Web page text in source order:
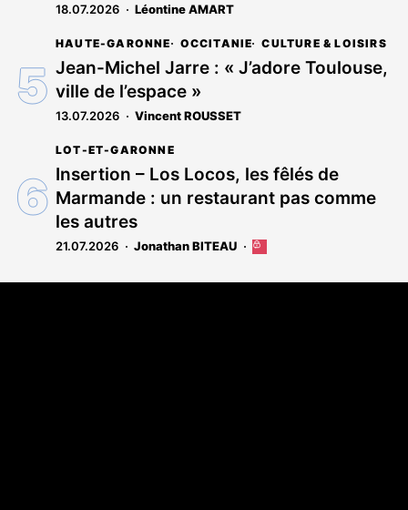
18.07.2026 Léontine AMART
HAUTE-GARONNE OCCITANIE CULTURE & LOISIRS
Jean-Michel Jarre : « J’adore Toulouse,
ville de l’espace »
13.07.2026 Vincent ROUSSET
LOT-ET-GARONNE
Insertion – Los Locos, les fêlés de
Marmande : un restaurant pas comme
les autres
21.07.2026 Jonathan BITEAU
Cet
est